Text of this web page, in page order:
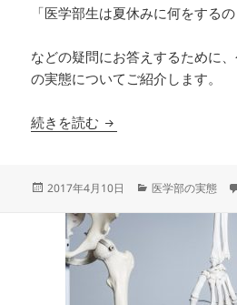
「医学部生は夏休みに何をするの
などの疑問にお答えするために
の実態についてご紹介します。
続きを読む 医学部の夏休みは短
投
2017年4月10日
カ
医学部の実態